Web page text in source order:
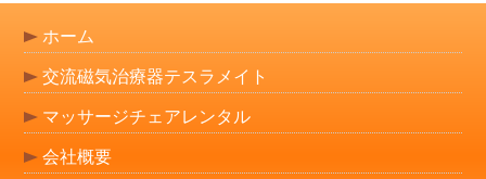
ホーム
交流磁気治療器テスラメイト
マッサージチェアレンタル
会社概要